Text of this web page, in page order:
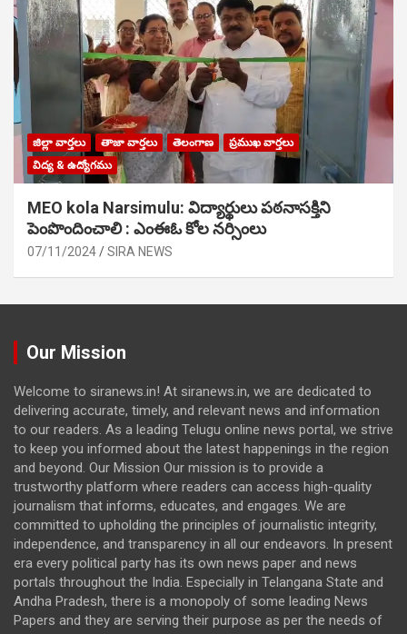
జిల్లా వార్తలు తాజా వార్తలు తెలంగాణ
ప్రముఖ వార్తలు
విద్య & ఉద్యోగము
MEO kola Narsimulu: విద్యార్థులు పఠ‌నాసక్తిని
పెంపొందించాలి : ఎంఈఓ కోల నర్సింలు
07/11/2024 SIRA NEWS
Our Mission
Welcome to siranews.in! At siranews.in, we are dedicated to
delivering accurate, timely, and relevant news and information
to our readers. As a leading Telugu online news portal, we strive
to keep you informed about the latest happenings in the region
and beyond. Our Mission Our mission is to provide a
trustworthy platform where readers can access high-quality
journalism that informs, educates, and engages. We are
committed to upholding the principles of journalistic integrity,
independence, and transparency in all our endeavors. In present
era every political party has its own news paper and news
portals throughout the India. Especially in Telangana State and
Andha Pradesh, there is a monopoly of some leading News
Papers and they are serving their purpose as per the needs of